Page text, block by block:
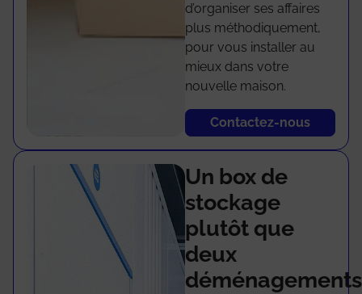
d’organiser ses affaires
plus méthodiquement,
pour vous installer au
mieux dans votre
nouvelle maison.
Contactez-nous
Un box de
stockage
plutôt que
deux
déménagements